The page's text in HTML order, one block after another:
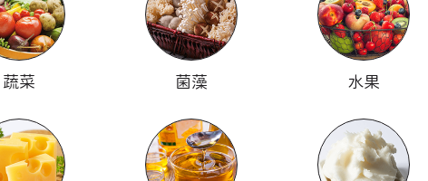
蔬菜 菌藻 水果